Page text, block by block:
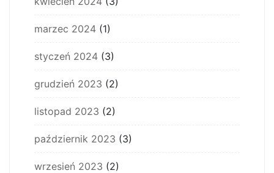
marzec 2024 (1)
styczeń 2024 (3)
grudzień 2023 (2)
listopad 2023 (2)
październik 2023 (3)
wrzesień 2023 (2)